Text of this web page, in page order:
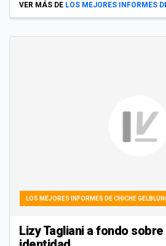
VER MÁS DE LOS MEJORES INFORMES
LOS MEJORES INFORMES DE CHICHE
Lizy Tagliani a fondo